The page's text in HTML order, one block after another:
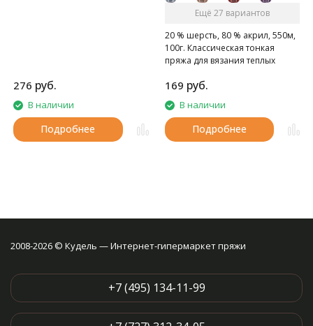
276 руб.
В наличии
Подробнее
Ещё 27 вариантов
20 % шерсть, 80 % акрил, 550м,
100г. Классическая тонкая
пряжа для вязания теплых
169 руб.
В наличии
Подробнее
2008-2026 © Кудель — Интернет-гипермаркет пряжи
+7 (495) 134-11-99